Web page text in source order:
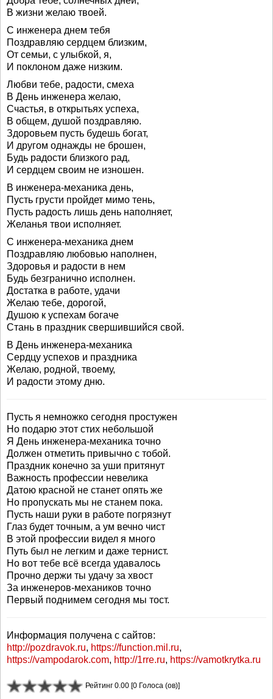
В жизни желаю твоей.
С инженера днем тебя
Поздравляю сердцем близким,
От семьи, с улыбкой, я,
И поклоном даже низким.
Любви тебе, радости, смеха
В День инженера желаю,
Счастья, в открытьях успеха,
В общем, душой поздравляю.
Здоровьем пусть будешь богат,
И другом однажды не брошен,
Будь радости близкого рад,
И сердцем своим не изношен.
В инженера-механика день,
Пусть грусти пройдет мимо тень,
Пусть радость лишь день наполняет,
Желанья твои исполняет.
С инженера-механика днем
Поздравляю любовью наполнен,
Здоровья и радости в нем
Будь безгранично исполнен.
Достатка в работе, удачи
Желаю тебе, дорогой,
Душою к успехам богаче
Стань в праздник свершившийся свой.
В День инженера-механика
Сердцу успехов и праздника
Желаю, родной, твоему,
И радости этому дню.
Пусть я немножко сегодня простужен
Но подарю этот стих небольшой
Я День инженера-механика точно
Должен отметить привычно с тобой.
Праздник конечно за уши притянут
Важность профессии невелика
Датою красной не станет опять же
Но пропускать мы не станем пока.
Пусть наши руки в работе погрязнут
Глаз будет точным, а ум вечно чист
В этой профессии видел я много
Путь был не легким и даже тернист.
Но вот тебе всё всегда удавалось
Прочно держи ты удачу за хвост
За инженеров-механиков точно
Первый поднимем сегодня мы тост.
Информация получена с сайтов:
http://pozdravok.ru, https://function.mil.ru,
https://vampodarok.com, http://1rre.ru, https://vamotkrytka.ru
Рейтинг 0.00 [0 Голоса (ов)]